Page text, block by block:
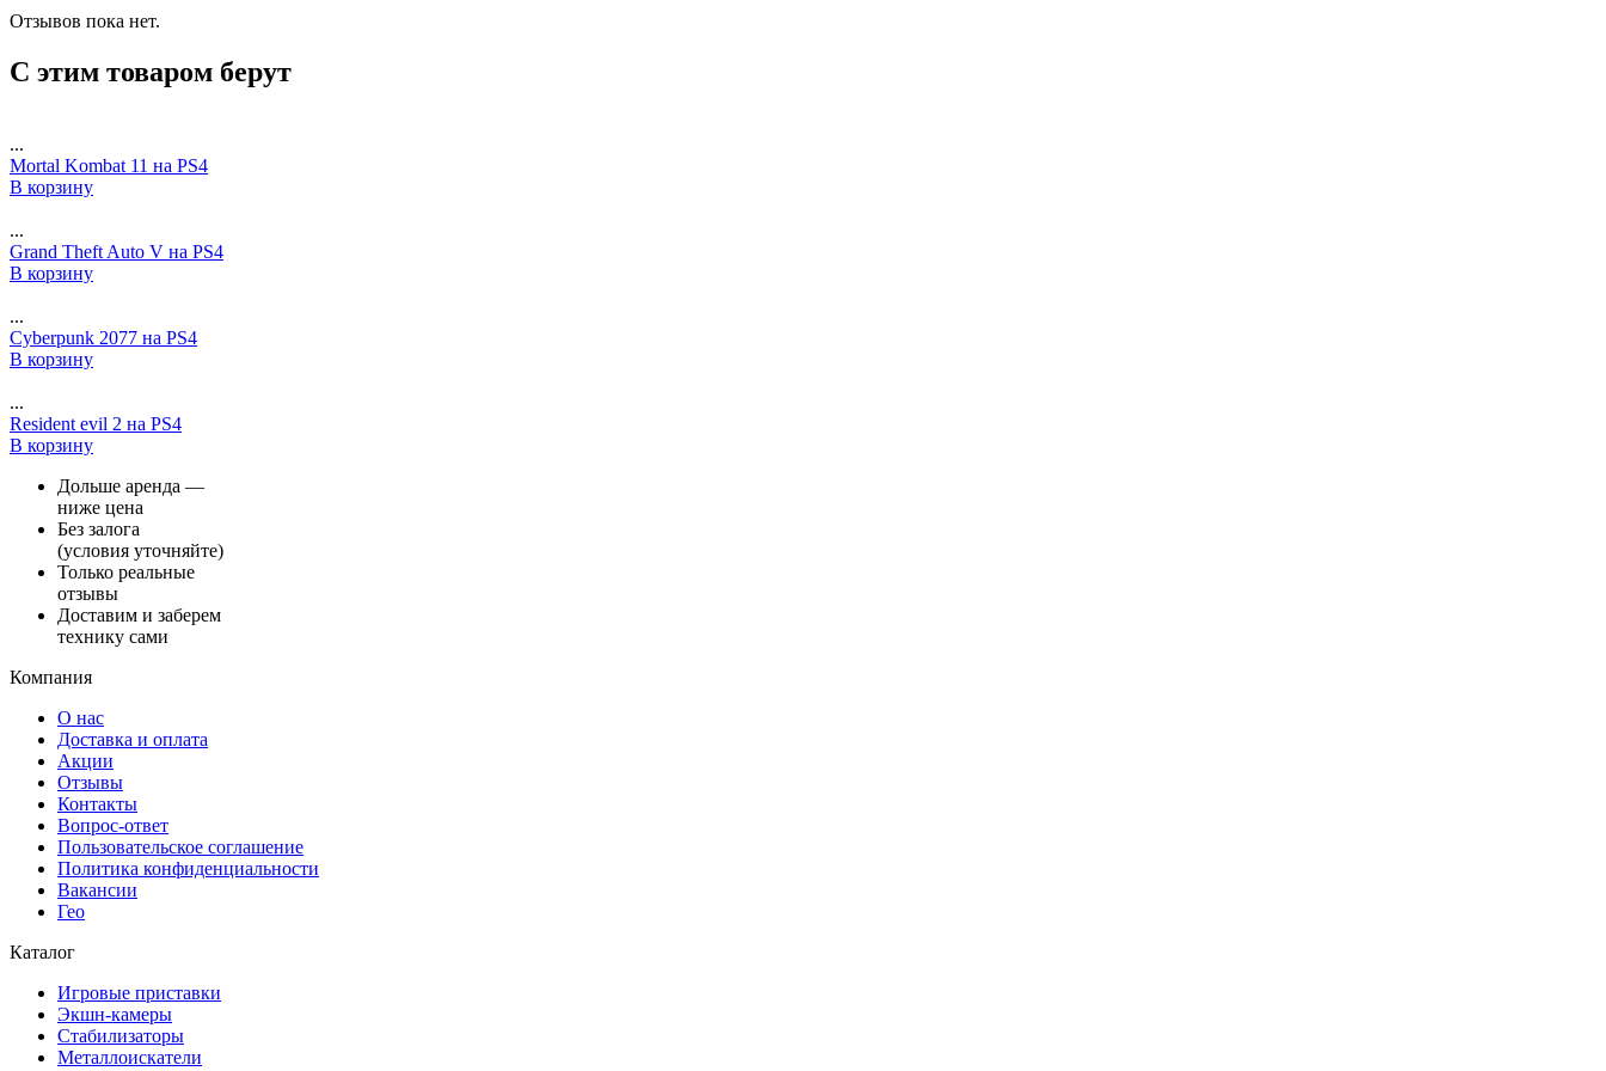
Отзывов пока нет.
С этим товаром берут
...
Mortal Kombat 11 на PS4
В корзину
...
Grand Theft Auto V на PS4
В корзину
...
Cyberpunk 2077 на PS4
В корзину
...
Resident evil 2 на PS4
В корзину
Дольше аренда —
ниже цена
Без залога
(условия уточняйте)
Только реальные
отзывы
Доставим и заберем
технику сами
Компания
О нас
Доставка и оплата
Акции
Отзывы
Контакты
Вопрос-ответ
Пользовательское соглашение
Политика конфиденциальности
Вакансии
Гео
Каталог
Игровые приставки
Экшн-камеры
Стабилизаторы
Металлоискатели